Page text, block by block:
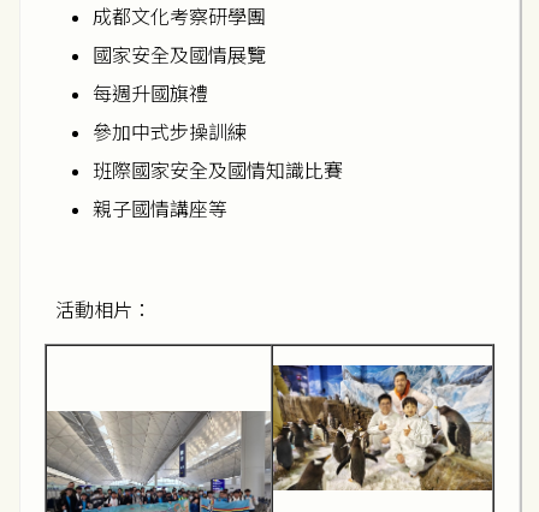
成都文化考察研學團
國家安全及國情展覽
每週升國旗禮
參加中式步操訓練
班際國家安全及國情知識比賽
親子國情講座等
活動相片：